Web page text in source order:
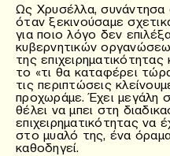
Ως Χρυσέλλα, συνάντησα
όταν ξεκινούσαμε
για ποιο λόγο δεν
κυβερνητικών
της
το «τι θα καταφέρει
τις περιπτώσεις
προχωράμε. Έχει μεγάλη
θέλει να μπει στη
επιχειρηματικότητας να
στο μυαλό της, ένα
καθοδηγεί.